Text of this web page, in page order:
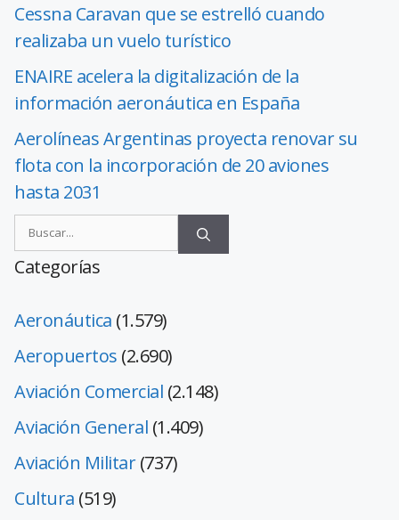
Cessna Caravan que se estrelló cuando
realizaba un vuelo turístico
ENAIRE acelera la digitalización de la
información aeronáutica en España
Aerolíneas Argentinas proyecta renovar su
flota con la incorporación de 20 aviones
hasta 2031
Categorías
Aeronáutica (1.579)
Aeropuertos (2.690)
Aviación Comercial (2.148)
Aviación General (1.409)
Aviación Militar(737)
Cultura (519)